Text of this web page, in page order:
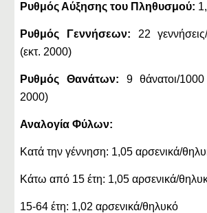
Ρυθμός Αύξησης του Πληθυσμού:
Ρυθμός Γεννήσεων: 22
(εκτ. 2000)
Ρυθμός Θανάτων: 9 θάνατοι/1000
2000)
Αναλογία Φύλων:
Κατά την γέννηση: 1,05 αρσενικά/
Κάτω από 15 έτη: 1,05 αρσενικά/
15-64 έτη: 1,02 αρσενικά/θηλυκό